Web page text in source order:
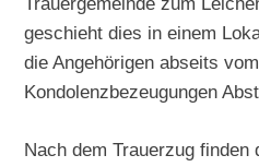
geschieht dies in einem
die Angehörigen abseits
Kondolenzbezeugungen
Nach dem Trauerzug